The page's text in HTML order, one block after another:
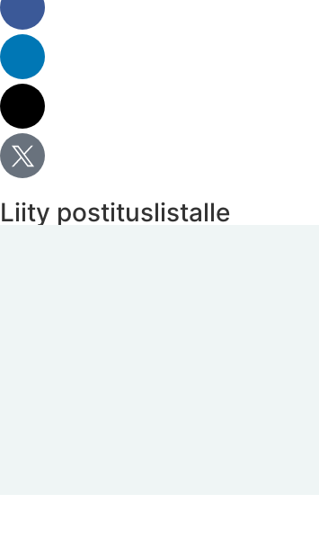
Liity postituslistalle